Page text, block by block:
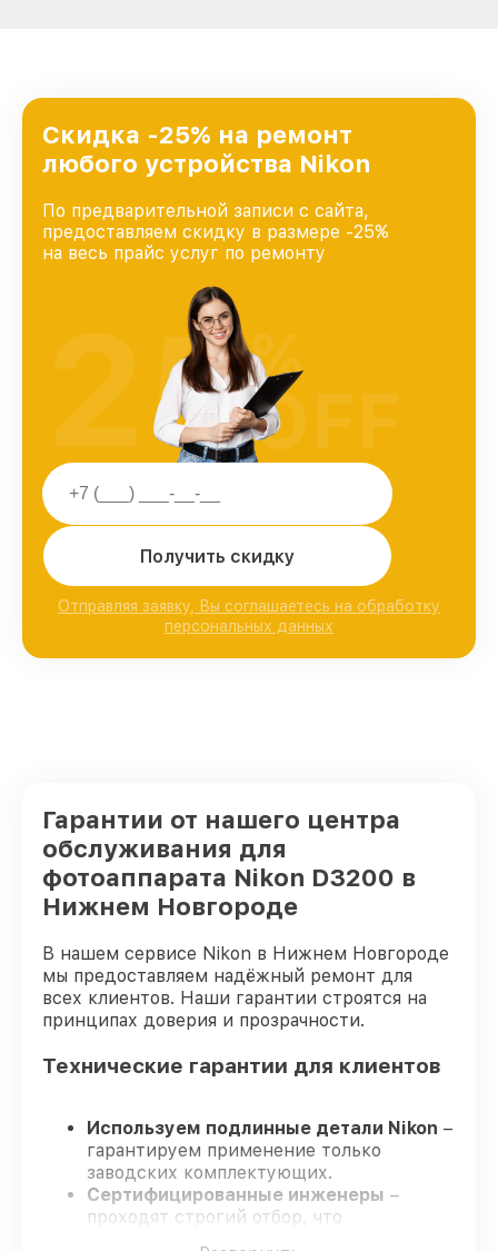
Скидка -25% на ремонт
любого устройства Nikon
По предварительной записи с сайта,
предоставляем скидку в размере -25%
на весь прайс услуг по ремонту
Получить скидку
Отправляя заявку, Вы соглашаетесь на обработку
персональных данных
25%
OFF
Гарантии от нашего центра
обслуживания для
фотоаппарата Nikon D3200 в
Нижнем Новгороде
В нашем сервисе Nikon в Нижнем Новгороде
мы предоставляем надёжный ремонт для
всех клиентов. Наши гарантии строятся на
принципах доверия и прозрачности.
Технические гарантии для клиентов
Используем подлинные детали Nikon –
гарантируем применение только
заводских комплектующих.
Сертифицированные инженеры –
проходят строгий отбор, что